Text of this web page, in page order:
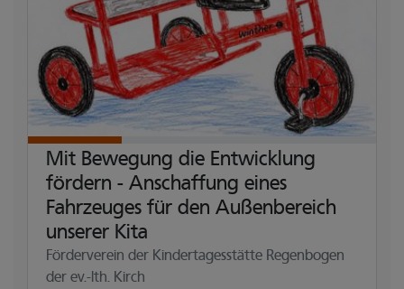
Mit Bewegung die Entwicklung
fördern - Anschaffung eines
Fahrzeuges für den Außenbereich
unserer Kita
Förderverein der Kindertagesstätte Regenbogen
der ev.-lth. Kirch